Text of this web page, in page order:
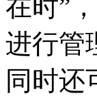
在时”
进行管
同时还